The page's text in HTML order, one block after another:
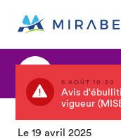
6 AOÛT 10:20
Avis
vigueur
Le 19 avril 2025